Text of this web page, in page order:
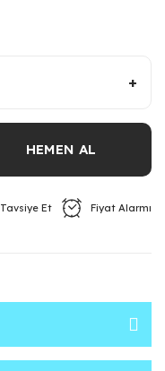
+
HEMEN AL
Tavsiye Et Fiyat Alarmı